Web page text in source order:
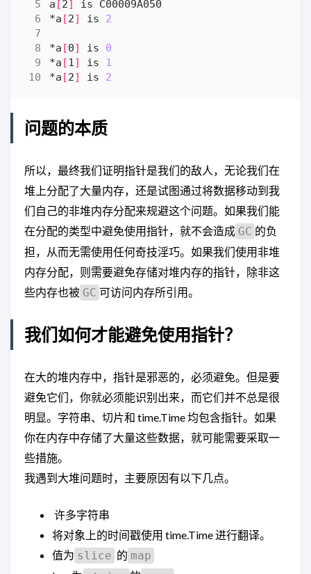
a [2]
*a [2] is 2
*a [0] is 0
*a [1] is 1
*a [2] is 2
问题的本质
所以，最终我们证明指针是我们的敌人，无论我们在
堆上分配了大量内存，还是试图通过将数据移动到我
们自己的非堆内存分配来规避这个问题。如果我们能
在分配的类型中避免使用指针，就不会造成 GC 的负
担，从而无需使用任何奇技淫巧。如果我们使用非堆
内存分配，则需要避免存储对堆内存的指针，除非这
些内存也被 GC 可访问内存所引用。
我们如何才能避免使用指针？
在大的堆内存中，指针是邪恶的，必须避免。但是要
避免它们，你就必须能识别出来，而它们并不总是很
明显。字符串、切片和 time.Time 均包含指针。如果
你在内存中存储了大量这些数据，就可能需要采取一
些措施。
我遇到大堆问题时，主要原因有以下几点。
许多字符串
将对象上的时间戳使用 time.Time 进行翻译。
值为 slice 的 map